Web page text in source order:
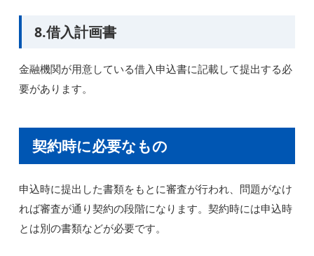
8.借入計画書
金融機関が用意している借入申込書に記載して提出する必
要があります。
契約時に必要なもの
申込時に提出した書類をもとに審査が行われ、問題がなけ
れば審査が通り契約の段階になります。契約時には申込時
とは別の書類などが必要です。